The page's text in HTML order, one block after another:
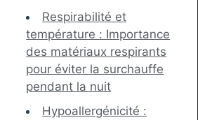
Respirabilité et
température : Importance
des matériaux respirants
pour éviter la surchauffe
pendant la nuit
Hypoallergénicité :